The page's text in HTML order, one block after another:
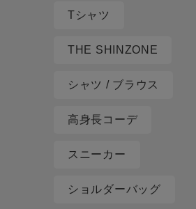
Tシャツ
THE SHINZONE
シャツ / ブラウス
高身長コーデ
スニーカー
ショルダーバッグ